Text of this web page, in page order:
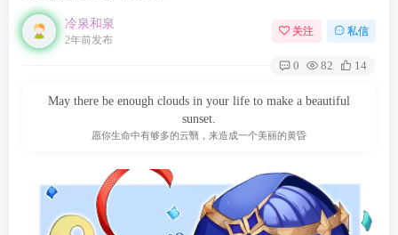
冷泉和泉
2年前发布
关注 私信
0 82 14
May there be enough clouds in your life to make a beautiful
sunset.
愿你生命中有够多的云翳，来造成一个美丽的黄昏